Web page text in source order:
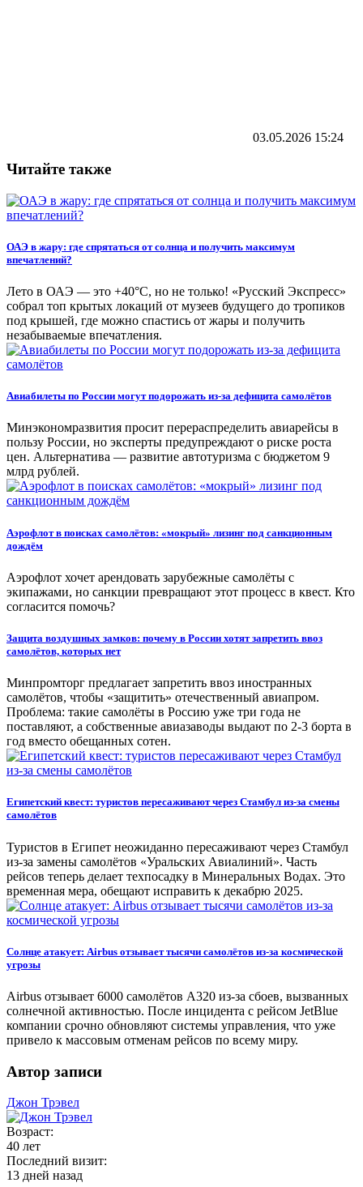
03.05.2026 15:24
Читайте также
ОАЭ в жару: где спрятаться от солнца и получить максимум
впечатлений?
Лето в ОАЭ — это +40°C, но не только! «Русский Экспресс»
собрал топ крытых локаций от музеев будущего до тропиков
под крышей, где можно спастись от жары и получить
незабываемые впечатления.
Авиабилеты по России могут подорожать из-за дефицита самолётов
Минэкономразвития просит перераспределить авиарейсы в
пользу России, но эксперты предупреждают о риске роста
цен. Альтернатива — развитие автотуризма с бюджетом 9
млрд рублей.
Аэрофлот в поисках самолётов: «мокрый» лизинг под санкционным
дождём
Аэрофлот хочет арендовать зарубежные самолёты с
экипажами, но санкции превращают этот процесс в квест. Кто
согласится помочь?
Защита воздушных замков: почему в России хотят запретить ввоз
самолётов, которых нет
Минпромторг предлагает запретить ввоз иностранных
самолётов, чтобы «защитить» отечественный авиапром.
Проблема: такие самолёты в Россию уже три года не
поставляют, а собственные авиазаводы выдают по 2-3 борта в
год вместо обещанных сотен.
Египетский квест: туристов пересаживают через Стамбул из-за смены
самолётов
Туристов в Египет неожиданно пересаживают через Стамбул
из-за замены самолётов «Уральских Авиалиний». Часть
рейсов теперь делает техпосадку в Минеральных Водах. Это
временная мера, обещают исправить к декабрю 2025.
Солнце атакует: Airbus отзывает тысячи самолётов из-за космической
угрозы
Airbus отзывает 6000 самолётов A320 из-за сбоев, вызванных
солнечной активностью. После инцидента с рейсом JetBlue
компании срочно обновляют системы управления, что уже
привело к массовым отменам рейсов по всему миру.
Автор записи
Джон Трэвел
Возраст:
40 лет
Последний визит:
13 дней назад